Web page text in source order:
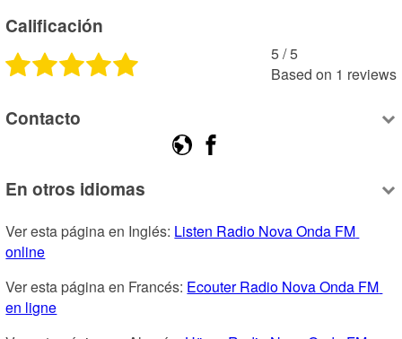
Calificación
5 /5
Based on 1 reviews
Contacto
En otros idiomas
Ver esta página en Inglés: Listen Radio Nova Onda FM
online
Ver esta página en Francés: Ecouter Radio Nova Onda FM
en ligne